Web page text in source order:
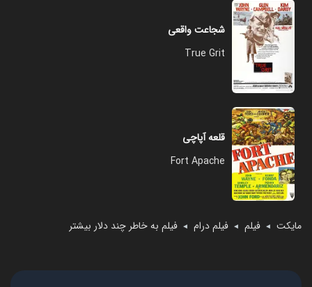
مایکت ◄ فیلم ◄ فیلم درام ◄ فیلم به خاطر چند دلار بیشتر
شجاعت واقعی
True Grit
قلعه آپاچی
Fort Apache